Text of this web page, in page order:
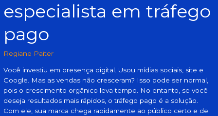
especialista em tráfego
pago
Regiane Paiter
Você investiu em presença digital. Usou mídias sociais, site e
Google. Mas as vendas não cresceram? Isso pode ser normal,
pois o crescimento orgânico leva tempo. No entanto, se você
deseja resultados mais rápidos, o tráfego pago é a solução.
Com ele, sua marca chega rapidamente ao público certo e de